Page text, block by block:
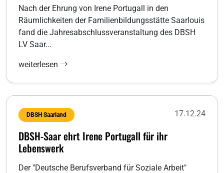
Nach der Ehrung von Irene Portugall in den
Räumlichkeiten der Familienbildungsstätte Saarlouis
fand die Jahresabschlussveranstaltung des DBSH
LV Saar...
weiterlesen
DBSH Saarland 17.12.24
DBSH-Saar ehrt Irene Portugall für ihr
Lebenswerk
Der "Deutsche Berufsverband für Soziale Arbeit"